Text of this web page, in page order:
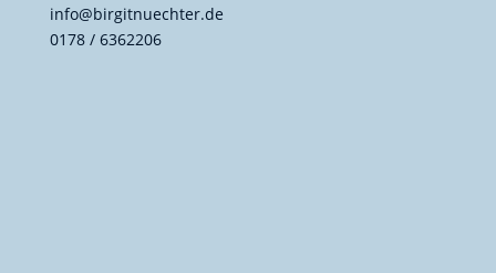
info@birgitnuechter.de
0178 / 6362206